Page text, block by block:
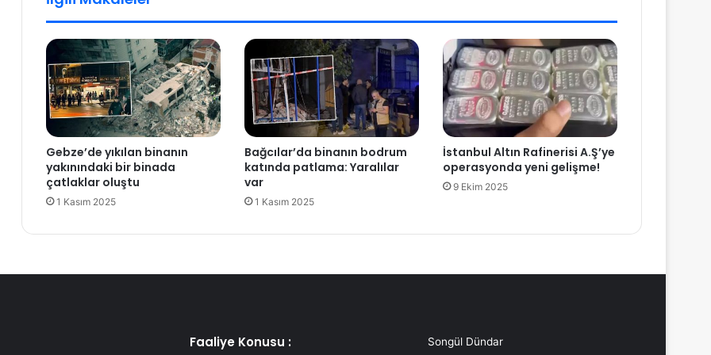
k
i
e
r
ö
r
s
t
i
n
s
ğ
Y
ö
n
e
t
e
n
i
D
n
Gebze’de yıkılan binanın
yakınındaki bir binada
çatlaklar oluştu
1 Kasım 2025
Bağcılar’da binanın bodrum
katında patlama: Yaralılar
var
1 Kasım 2025
İstanbul Altın Rafinerisi A.Ş’ye
operasyonda yeni gelişme!
9 Ekim 2025
Faaliye Konusu : Songül Dündar